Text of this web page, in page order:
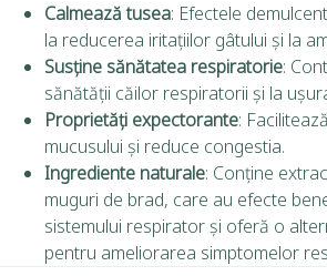
Calmează tusea: Efectele
la reducerea iritațiilor gâtului și la
Susține sănătatea respiratorie:
sănătății căilor respiratorii și la
Proprietăți expectorante:
mucusului și reduce congestia.
Ingrediente naturale: Conține
muguri de brad, care au efecte
sistemului respirator și oferă o
pentru ameliorarea simptomelor